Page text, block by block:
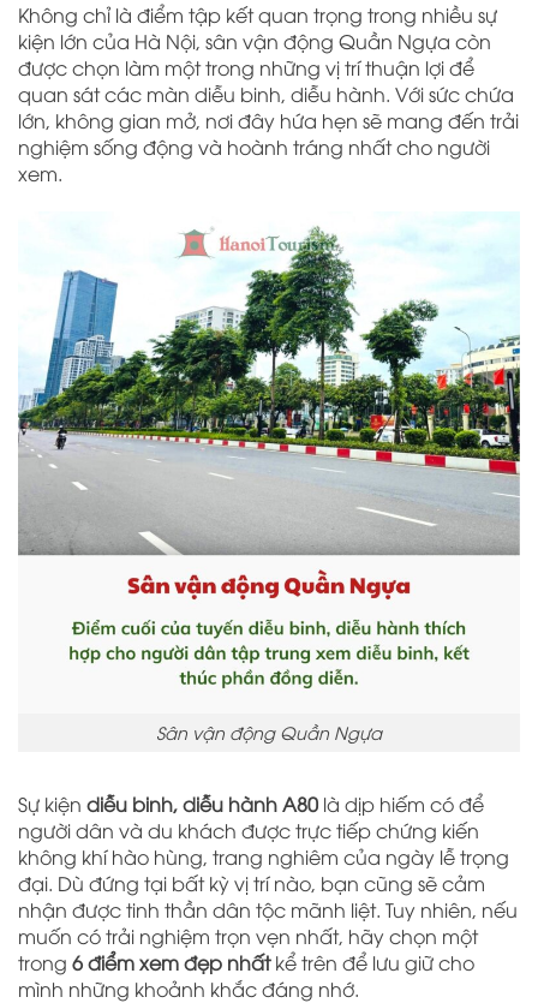
Không chỉ là điểm tập kết quan trọng trong nhiều sự
kiện lớn của Hà Nội, sân vận động Quần Ngựa còn
được chọn làm một trong những vị trí thuận lợi để
quan sát các màn diễu binh, diễu hành. Với sức chứa
lớn, không gian mở, nơi đây hứa hẹn sẽ mang đến trải
nghiệm sống động và hoành tráng nhất cho người
xem.
Sân vận động Quần Ngựa
Sự kiện diễu binh, diễu hành A80 là dịp hiếm có để
người dân và du khách được trực tiếp chứng kiến
không khí hào hùng, trang nghiêm của ngày lễ trọng
đại. Dù đứng tại bất kỳ vị trí nào, bạn cũng sẽ cảm
nhận được tinh thần dân tộc mãnh liệt. Tuy nhiên, nếu
muốn có trải nghiệm trọn vẹn nhất, hãy chọn một
trong 6 điểm xem đẹp nhấtkể trên để lưu giữ cho
mình những khoảnh khắc đáng nhớ.